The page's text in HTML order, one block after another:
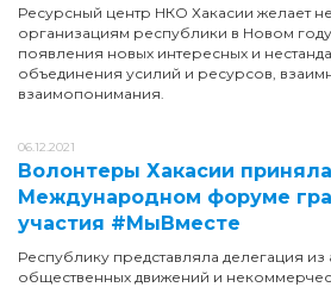
Ресурсный центр НКО Хакасии желает
организациям республики в Новом году
появления новых интересных и
объединения усилий и ресурсов,
взаимопонимания.
06.12.2021
Волонтеры Хакасии
Международном форуме
участия #МыВместе
Республику представляла делегация
общественных движений и